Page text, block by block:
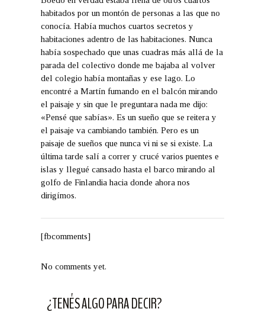
habitados por un montón de personas a las que no
conocía. Había muchos cuartos secretos y
habitaciones adentro de las habitaciones. Nunca
había sospechado que unas cuadras más allá de la
parada del colectivo donde me bajaba al volver
del colegio había montañas y ese lago. Lo
encontré a Martín fumando en el balcón mirando
el paisaje y sin que le preguntara nada me dijo:
«Pensé que sabías». Es un sueño que se reitera y
el paisaje va cambiando también. Pero es un
paisaje de sueños que nunca vi ni se si existe. La
última tarde salí a correr y crucé varios puentes e
islas y llegué cansado hasta el barco mirando al
golfo de Finlandia hacia donde ahora nos
dirigímos.
[fbcomments]
No comments yet.
¿TENÉS ALGO PARA DECIR?